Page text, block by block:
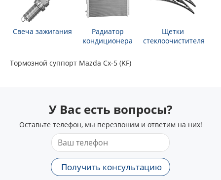
Свеча зажигания
Радиатор
кондиционера
Щетки
стеклоочистителя
Тормозной суппорт Mazda Cx-5 (KF)
У Вас есть вопросы?
Оставьте телефон, мы перезвоним и ответим на них!
Получить консультацию